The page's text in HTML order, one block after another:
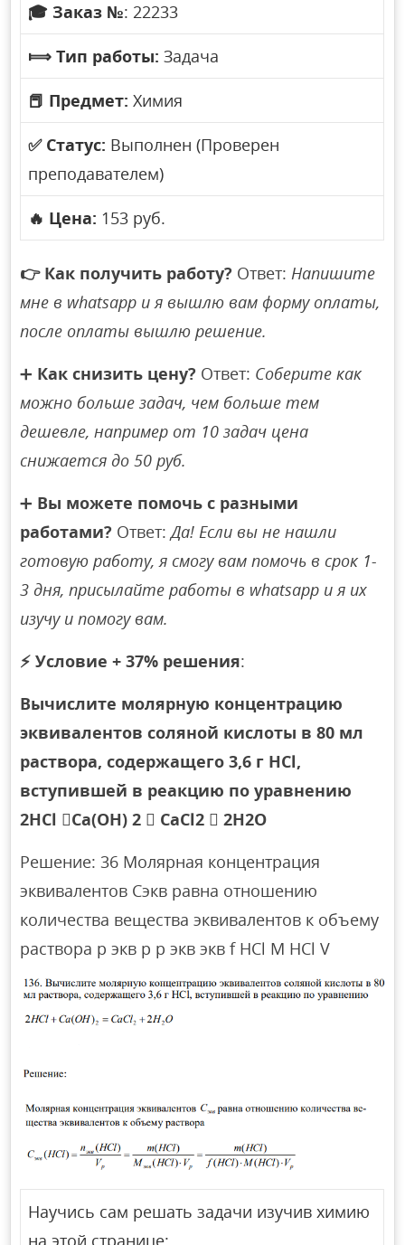
🎓 Заказ №: 22233
⟾ Тип работы: Задача
📕 Предмет: Химия
✅ Статус: Выполнен (Проверен
преподавателем)
🔥 Цена: 153 руб.
👉 Как получить работу? Ответ:Напишите
мне в whatsapp и я вышлю вам форму оплаты,
после оплаты вышлю решение.
➕ Как снизить цену? Ответ: Соберите как
можно больше задач, чем больше тем
дешевле, например от 10 задач цена
снижается до 50 руб.
➕ Вы можете помочь с разными
работами? Ответ:Да! Если вы не нашли
готовую работу, я смогу вам помочь в срок 1-
3 дня, присылайте работы в whatsapp и я их
изучу и помогу вам.
⚡ Условие + 37% решения:
Вычислите молярную концентрацию
эквивалентов соляной кислоты в 80 мл
раствора, содержащего 3,6 г HCl,
вступившей в реакцию по уравнению
2HCl Ca(OH) 2  CaCl2  2H2O
Решение: 36 Молярная концентрация
эквивалентов Сэкв равна отношению
количества вещества эквивалентов к объему
раствора p экв p p экв экв f HCl M HCl V
Научись сам решать задачи изучив химию
на этой странице: